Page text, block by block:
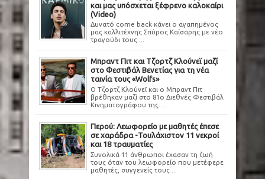
και μας υπόσχεται ξέφρενο καλοκαίρι
(Video)
Δυνατό come back κάνει ο αγαπημένος
μας καλλιτέχνης Σπύρος Καίσαρης με νέο
τραγούδι τους ...
Μπραντ Πιτ και Τζορτζ Κλούνεϊ μαζί
στο Φεστιβάλ Βενετίας για τη νέα
ταινία τους «Wolfs»
Ο Τζορτζ Κλούνεϊ και ο Μπραντ Πιτ
βρέθηκαν μαζί στο 81ο Διεθνές Φεστιβάλ
Κινηματογράφου της ...
Περού: Λεωφορείο με μαθητές έπεσε
σε χαράδρα -Τουλάχιστον 11 νεκροί
και 18 τραυματίες
Συνολικά 11 άνθρωποι έχασαν τη ζωή
τους όταν του λεωφορείο που μετέφερε
μαθητές, συγγενείς τους ...